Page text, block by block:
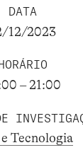
DATA
12/2023
– 21:00
Tecnologia